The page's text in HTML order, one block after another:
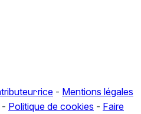
- Mentions légales
- Politique de cookies - Faire